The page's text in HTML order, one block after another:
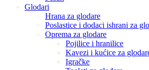
Glodari
Hrana za glodare
Poslastice i dodaci ishrani za
Oprema za glodare
Pojilice i hranilice
Kavezi i kućice za
Igračke